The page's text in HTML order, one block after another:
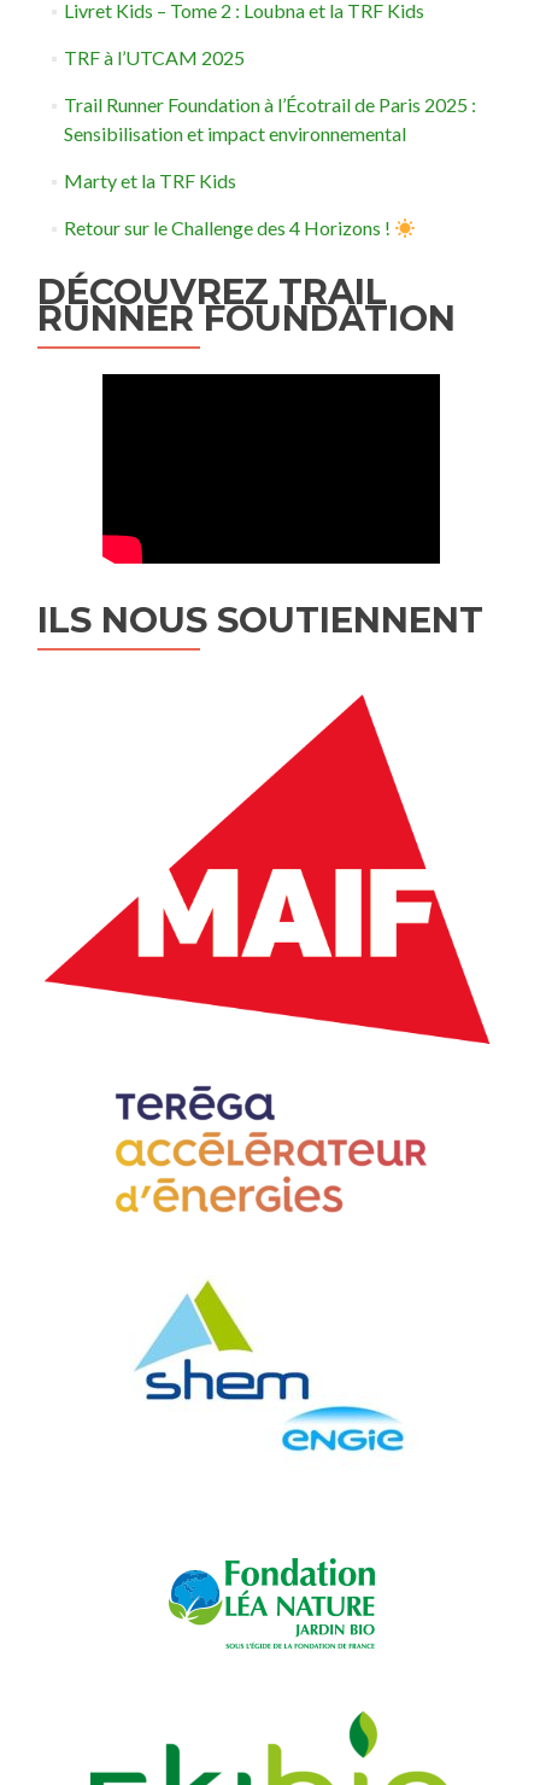
Livret Kids – Tome 2 : Loubna et la TRF Kids
TRF à l’UTCAM 2025
Trail Runner Foundation à l’Écotrail de Paris 2025 :
Sensibilisation et impact environnemental
Marty et la TRF Kids
Retour sur le Challenge des 4 Horizons !
DÉCOUVREZ TRAIL
RUNNER FOUNDATION
ILS NOUS SOUTIENNENT